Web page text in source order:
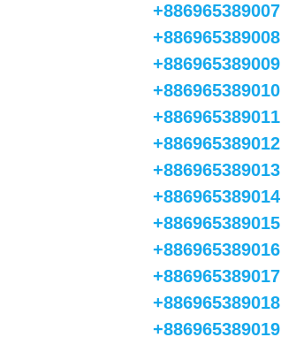
+886965389007
+886965389008
+886965389009
+886965389010
+886965389011
+886965389012
+886965389013
+886965389014
+886965389015
+886965389016
+886965389017
+886965389018
+886965389019